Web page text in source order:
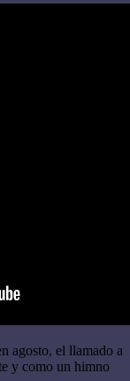
agosto, el llamado a
y como un himno